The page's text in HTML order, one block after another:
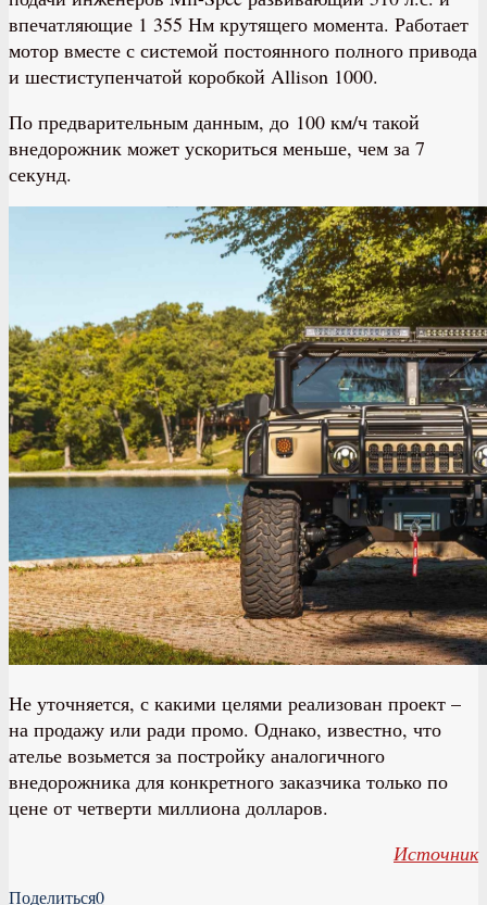
впечатляющие 1 355 Нм крутящего момента. Работает
мотор вместе с системой постоянного полного привода
и шестиступенчатой коробкой Allison 1000.
По предварительным данным, до 100 км/ч такой
внедорожник может ускориться меньше, чем за 7
секунд.
Не уточняется, с какими целями реализован проект –
на продажу или ради промо. Однако, известно, что
ателье возьмется за постройку аналогичного
внедорожника для конкретного заказчика только по
цене от четверти миллиона долларов.
Источник
Поделиться0